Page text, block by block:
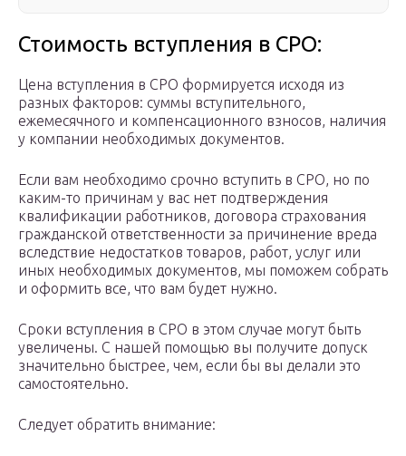
Стоимость вступления в СРО:
Цена вступления в СРО формируется исходя из
разных факторов: суммы вступительного,
ежемесячного и компенсационного взносов, наличия
у компании необходимых документов.
Если вам необходимо срочно вступить в СРО, но по
каким-то причинам у вас нет подтверждения
квалификации работников, договора страхования
гражданской ответственности за причинение вреда
вследствие недостатков товаров, работ, услуг или
иных необходимых документов, мы поможем собрать
и оформить все, что вам будет нужно.
Сроки вступления в СРО в этом случае могут быть
увеличены. С нашей помощью вы получите допуск
значительно быстрее, чем, если бы вы делали это
самостоятельно.
Следует обратить внимание: